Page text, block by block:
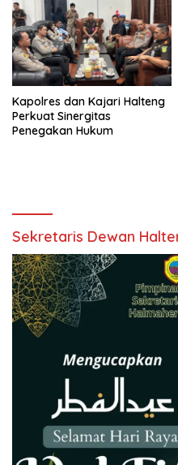
Kapolres dan Kajari Halteng
Perkuat Sinergitas
Penegakan Hukum
Sekretaris Dewan